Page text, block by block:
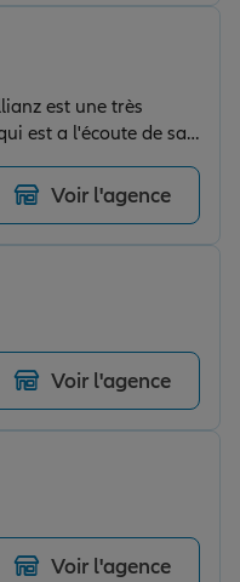
est une très
est a l'écoute de sa
placée niveau prix,il y
mieux
et écoute. Je
autrement vu que j'y
nombre d'années et
Voir l'agence
Voir l'agence
Voir l'agence